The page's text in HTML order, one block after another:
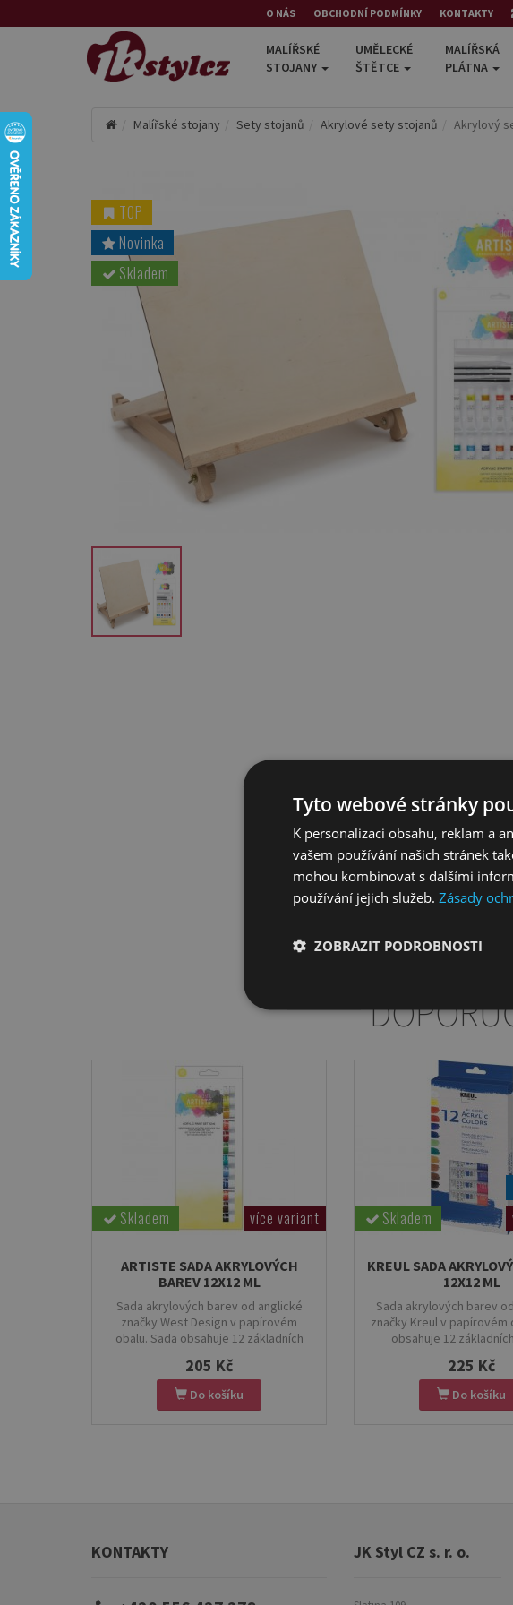
O NÁS OBCHODNÍ PODMÍNKY KONTAKTY
MALÍŘSKÉ
STOJANY
UMĚLECKÉ
ŠTĚTCE
MALÍŘSKÁ
PLÁTNA
Malířské stojany Sety stojanů Akrylové sety stojanů Akrylový
Skladem
TOP
Novinka
Skladem více variant
ARTISTE SADA AKRYLOVÝCH
BAREV 12X12 ML
Sada akrylových barev od anglické
značky West Design v papírovém
obalu. Sada obsahuje 12 základních
205 Kč
Do košíku
Skladem
KREUL SADA
12X12 ML
Sada akrylových barev
značky Kreul v papírovém
obsahuje 12
225 Kč
Do košíku
KONTAKTY JK Styl CZ s. r. o.
Tyto webové stránky
K personalizaci obsahu, reklam a
vašem používání našich stránek
mohou kombinovat s dalšími
používání jejich služeb. Zásady
ZOBRAZIT PODROBNOSTI